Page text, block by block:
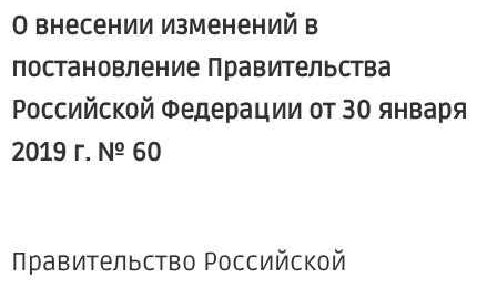
О внесении изменений в
постановление Правительства
Российской Федерации от 30 января
2019 г. № 60
Правительство Российской